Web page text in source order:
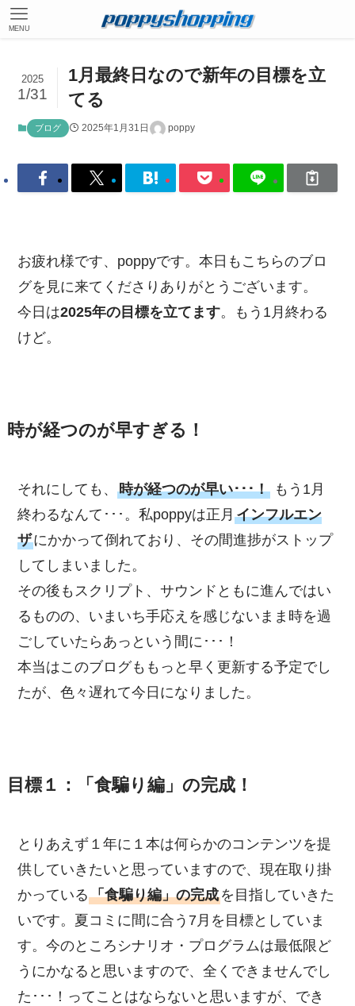
MENU
1月最終日なので新年の目標を立
てる
2025
1/31
ブログ 2025年1月31日 poppy
お疲れ様です、poppyです。本日もこちらのブロ
グを見に来てくださりありがとうございます。
今日は2025年の目標を立てます。もう1月終わる
けど。
時が経つのが早すぎる！
それにしても、時が経つのが早い･･･！ もう1月
終わるなんて･･･。私poppyは正月インフルエン
ザにかかって倒れており、その間進捗がストップ
してしまいました。
その後もスクリプト、サウンドともに進んではい
るものの、いまいち手応えを感じないまま時を過
ごしていたらあっという間に･･･！
本当はこのブログももっと早く更新する予定でし
たが、色々遅れて今日になりました。
目標１：「食騙り編」の完成！
とりあえず１年に１本は何らかのコンテンツを提
供していきたいと思っていますので、現在取り掛
かっている「食騙り編」の完成を目指していきた
いです。夏コミに間に合う7月を目標としていま
す。今のところシナリオ・プログラムは最低限ど
うにかなると思いますので、全くできませんでし
た･･･！ってことはならないと思いますが、でき